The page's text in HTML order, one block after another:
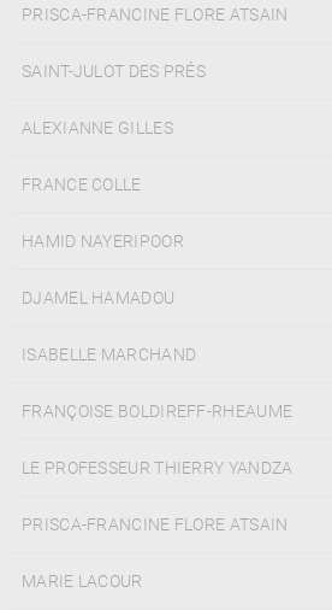
PRISCA-FRANCINE FLORE ATSAIN
SAINT-JULOT DES PRÉS
ALEXIANNE GILLES
FRANCE COLLE
HAMID NAYERIPOOR
DJAMEL HAMADOU
ISABELLE MARCHAND
FRANÇOISE BOLDIREFF-RHEAUME
LE PROFESSEUR THIERRY YANDZA
PRISCA-FRANCINE FLORE ATSAIN
MARIE LACOUR